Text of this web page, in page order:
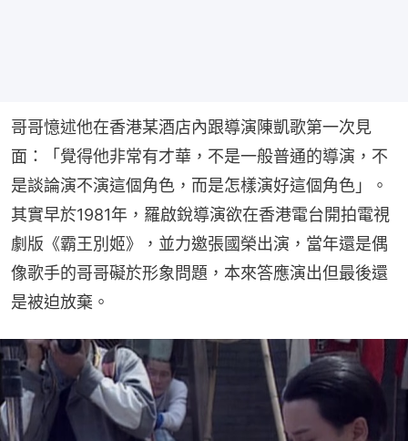
哥哥憶述他在香港某酒店內跟導演陳凱歌第一次見
面：「覺得他非常有才華，不是一般普通的導演，不
是談論演不演這個角色，而是怎樣演好這個角色」。
其實早於1981年，羅啟銳導演欲在香港電台開拍電視
劇版《霸王別姬》，並力邀張國榮出演，當年還是偶
像歌手的哥哥礙於形象問題，本來答應演出但最後還
是被迫放棄。